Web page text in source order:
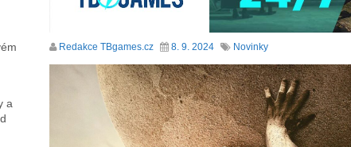
Redakce TBgames.cz 8. 9. 2024 Novinky
a